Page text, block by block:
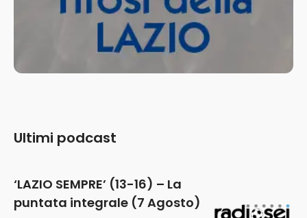
Ultimi podcast
‘LAZIO SEMPRE’ (13-16) – La
puntata integrale (7 Agosto)